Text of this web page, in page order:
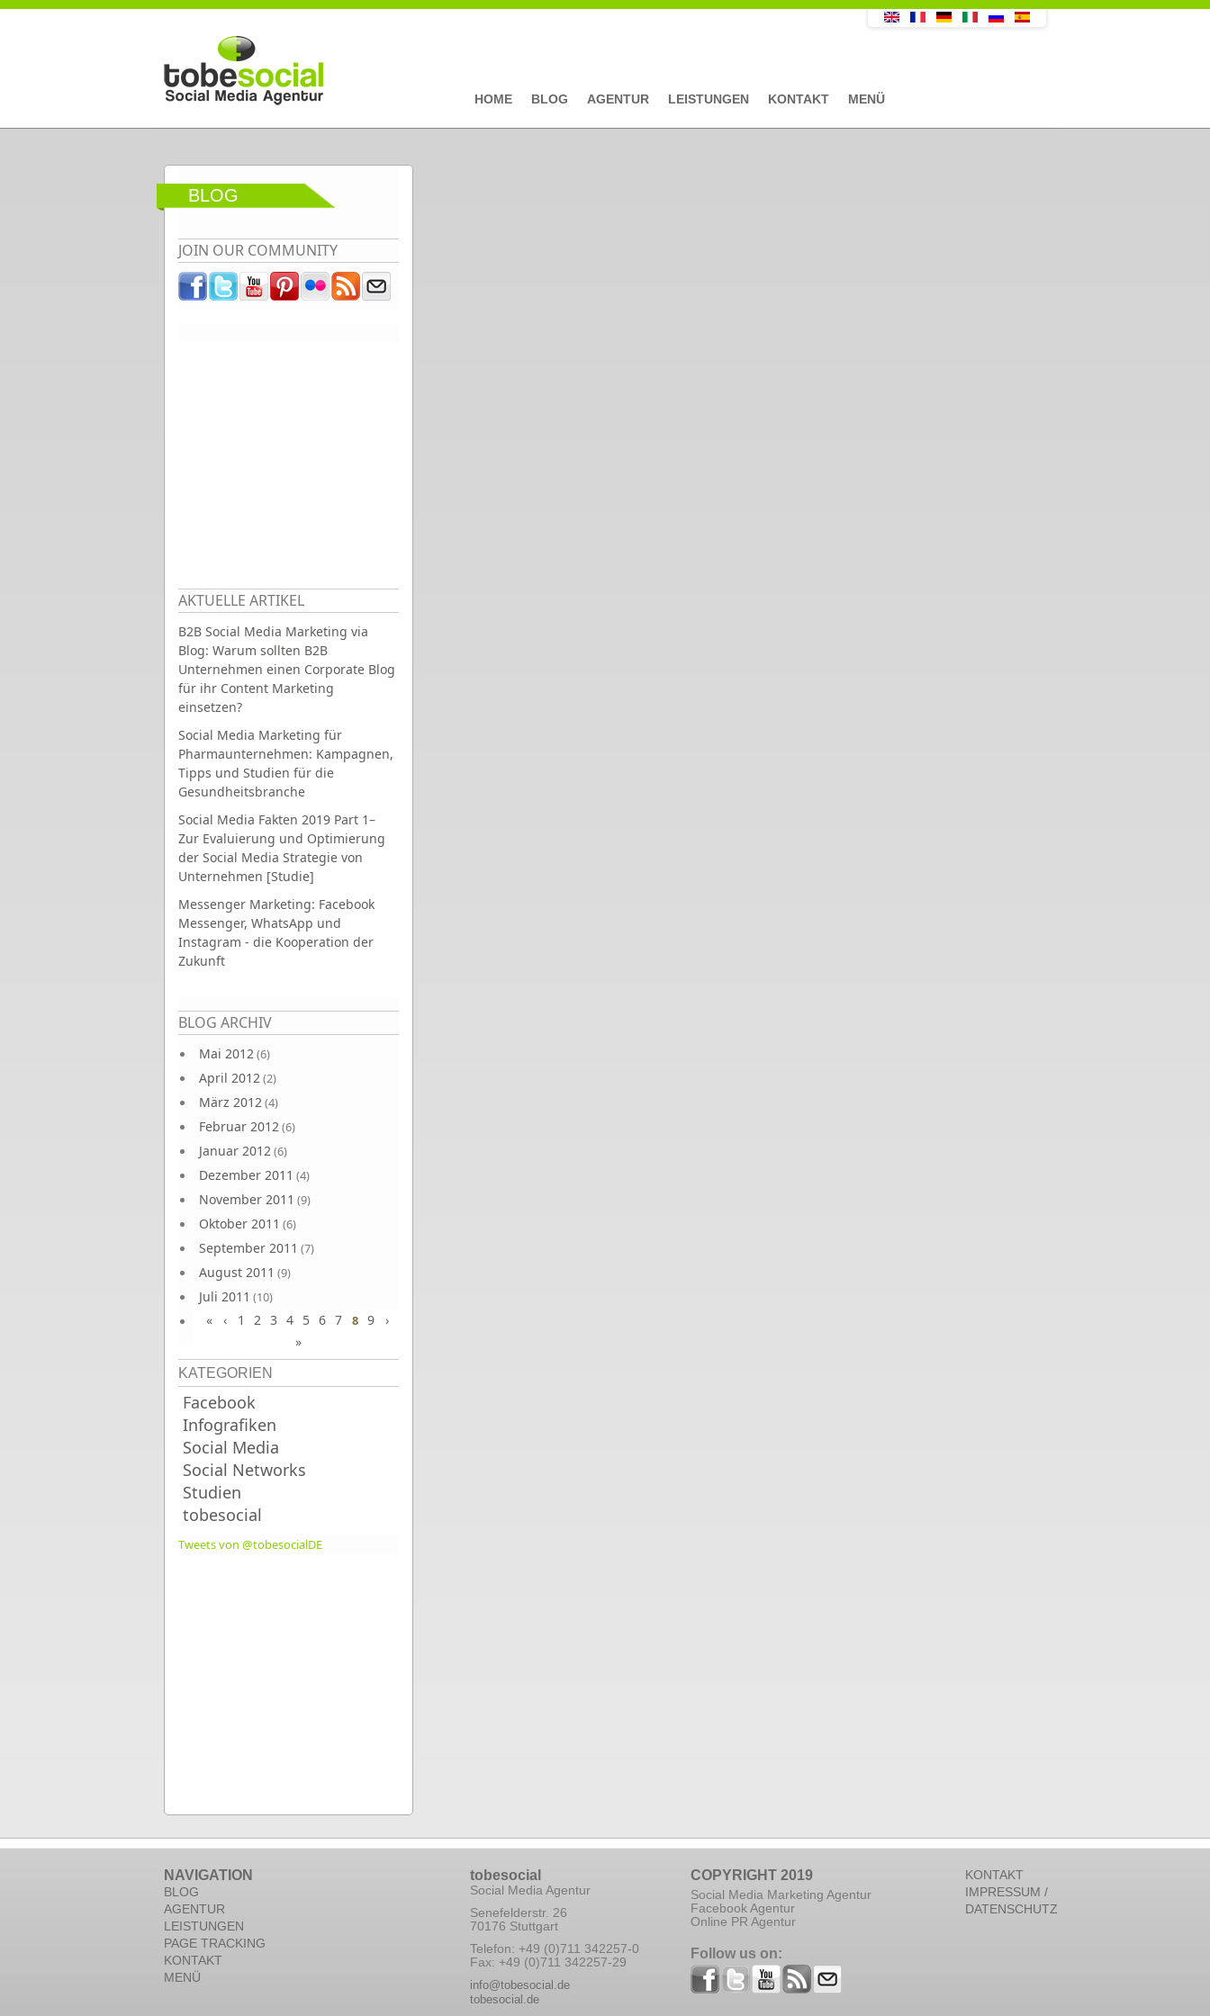
Direkt zum Inhalt
HOME BLOG AGENTUR LEISTUNGEN KONTAKT MENÜ
BLOG
JOIN OUR COMMUNITY
AKTUELLE ARTIKEL
B2B Social Media Marketing via
Blog: Warum sollten B2B
Unternehmen einen Corporate Blog
für ihr Content Marketing
einsetzen?
Social Media Marketing für
Pharmaunternehmen: Kampagnen,
Tipps und Studien für die
Gesundheitsbranche
Social Media Fakten 2019 Part 1–
Zur Evaluierung und Optimierung
der Social Media Strategie von
Unternehmen [Studie]
Messenger Marketing: Facebook
Messenger, WhatsApp und
Instagram - die Kooperation der
Zukunft
BLOG ARCHIV
Mai 2012(6)
April 2012(2)
März 2012(4)
Februar 2012(6)
Januar 2012(6)
Dezember 2011 (4)
November 2011 (9)
Oktober 2011 (6)
September 2011 (7)
August 2011 (9)
Juli 2011 (10)
Juni 2011(9)
Seiten
« ‹ 1 2 3 4 5 6 7 8 9
›
»
KATEGORIEN
Facebook
Infografiken
Social Media
Social Networks
Studien
tobesocial
Tweets von @tobesocialDE
NAVIGATION
BLOG
AGENTUR
LEISTUNGEN
PAGE TRACKING
KONTAKT
MENÜ
tobesocial
Social Media Agentur
Senefelderstr. 26
70176 Stuttgart
Telefon: +49 (0)711 342257-0
Fax: +49 (0)711 342257-29
info@tobesocial.de
tobesocial.de
COPYRIGHT 2019
Social Media Marketing Agentur
Facebook Agentur
Online PR Agentur
Follow us on:
KONTAKT
IMPRESSUM /
DATENSCHUTZ